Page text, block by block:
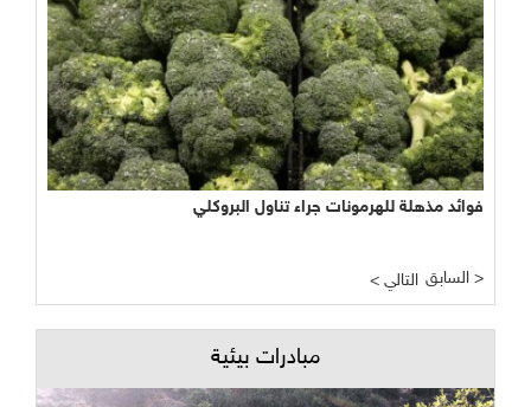
فوائد مذهلة للهرمونات جراء تناول البروكلي
< التالي السابق >
مبادرات بيئية